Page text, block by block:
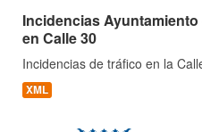
Incidencias
en Calle 30
Incidencias de tráfico en la
XML